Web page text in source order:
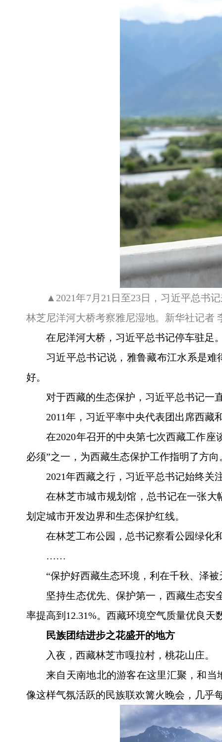
▲2021年7月21日至23日，习近平总书
林芝尼洋河大桥考察雅尼湿地。新华社记者
在尼洋河大桥，习近平总书记停车驻足
习近平总书记说，雅鲁藏布江水系是
好。
对于西藏的生态保护，习近平总书记一
2011年，习近平率中央代表团出席西
在2020年召开的中央第七次西藏工作
必须”之一，为西藏生态保护工作指明了方向
2021年西藏之行，习近平总书记始终关
在林芝市城市规划馆，总书记在一张
划定城市开发边界和生态保护红线。
在林芝工布公园，总书记察看公园绿化
……
“保护好西藏生态环境，利在千秋、泽
坚持生态优先、保护第一，西藏生态安
率提高到12.31%。西藏环境空气质量优良
民族团结进步之花盛开的地方
入夜，西藏林芝市嘎拉村，桃花山庄。
来自天南地北的游客在这里汇聚，和
像这样气氛活跃的民族联欢篝火晚会，几乎